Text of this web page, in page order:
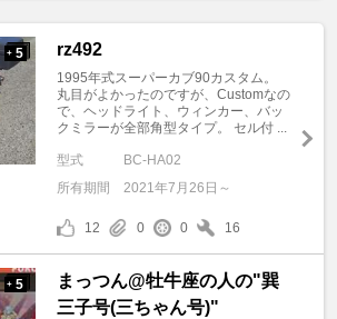
+ 5 rz492
1995年式スーパーカブ90カスタム。
丸目がよかったのですが、Customなの
で、ヘッドライト、ウィンカー、バッ
クミラーが全部角型タイプ。 セル付 ...
型式
BC-HA02
所有期間
2021年7月26日～
12 0 0 16
+ 5
まっつん@牡牛座の人の"巽
三子号(三ちゃん号)"